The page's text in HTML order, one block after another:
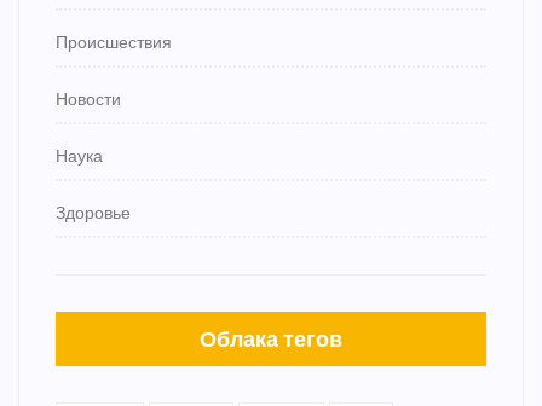
Происшествия
Новости
Наука
Здоровье
Облака тегов